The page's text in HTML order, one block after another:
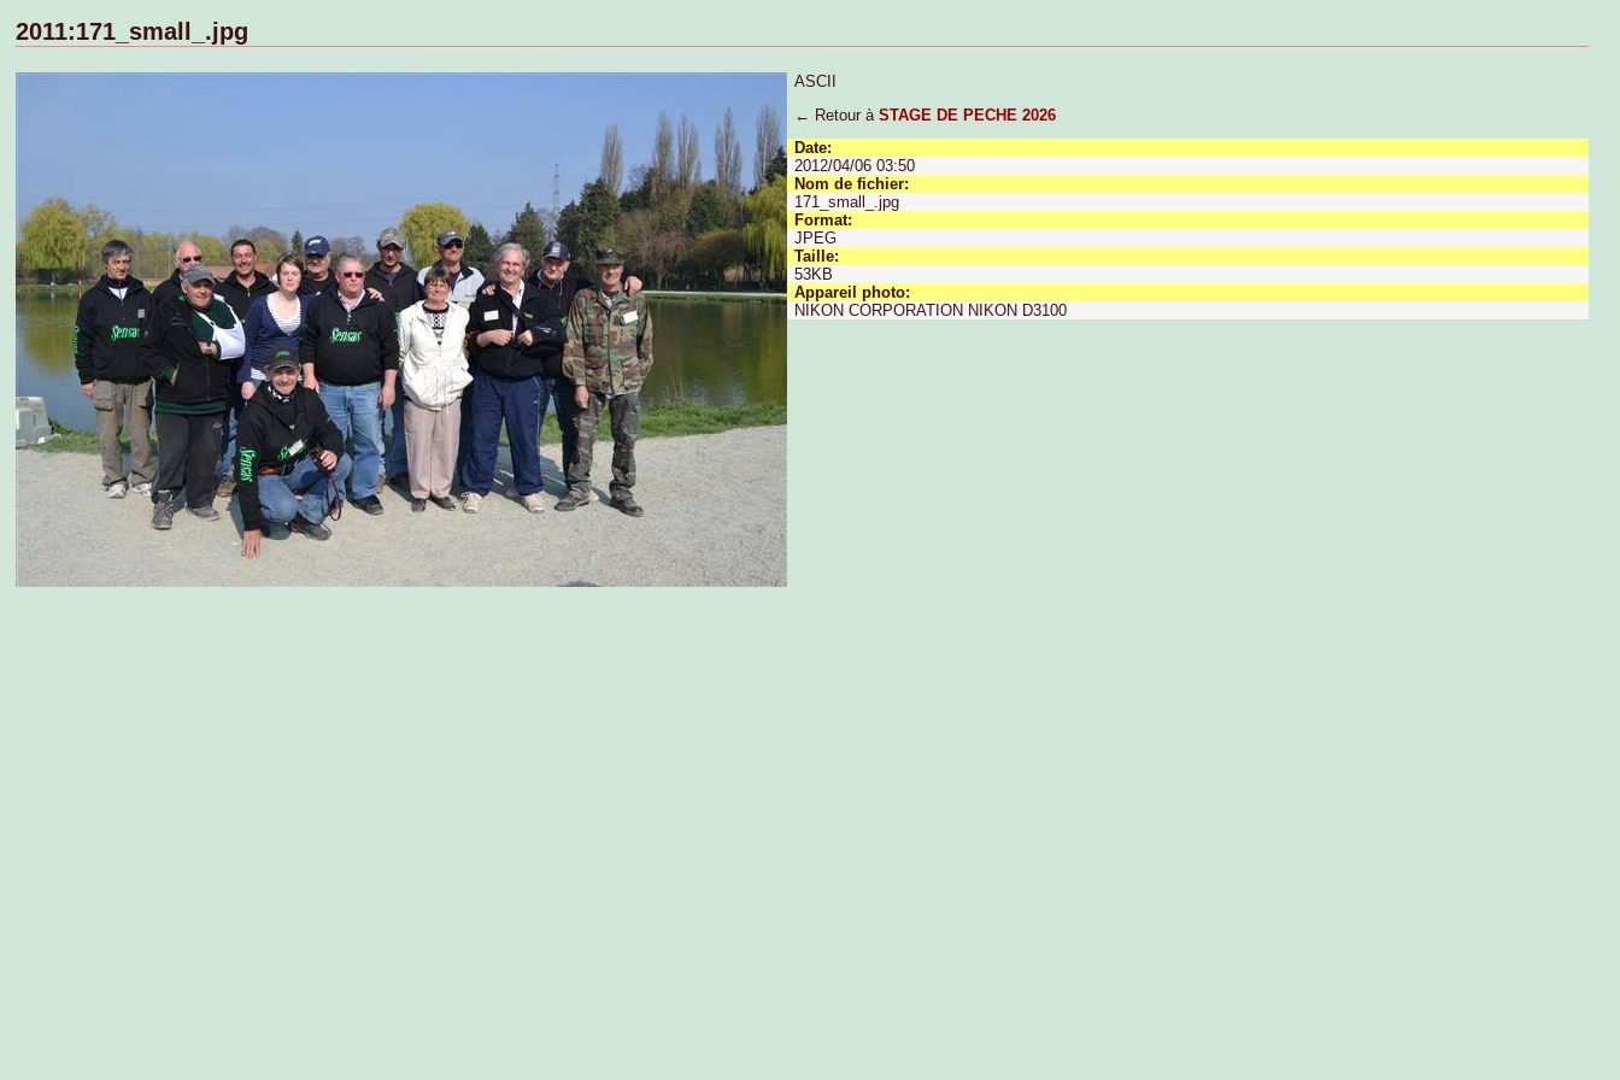
2011:171_small_.jpg
ASCII
← Retour àSTAGE DE PECHE 2026
Date:
2012/04/06 03:50
Nom de fichier:
171_small_.jpg
Format:
JPEG
Taille:
53KB
Appareil photo:
NIKON CORPORATION NIKON D3100